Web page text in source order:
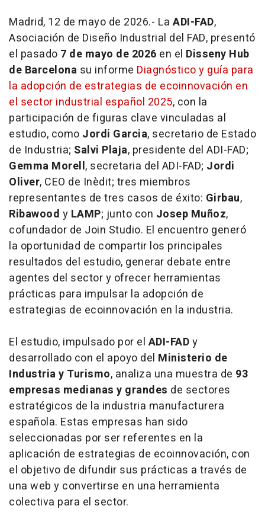
Madrid, 12 de mayo de 2026.- La ADI-FAD,
Asociación de Diseño Industrial del FAD, presentó
el pasado 7 de mayo de 2026 en el Disseny Hub
de Barcelona su informe Diagnóstico y guía para
la adopción de estrategias de ecoinnovación en
el sector industrial español 2025, con la
participación de figuras clave vinculadas al
estudio, como Jordi Garcia, secretario de Estado
de Industria; Salvi Plaja, presidente del ADI-FAD;
Gemma Morell, secretaria del ADI-FAD; Jordi
Oliver, CEO de Inèdit; tres miembros
representantes de tres casos de éxito: Girbau,
Ribawood y LAMP; junto con Josep Muñoz,
cofundador de Join Studio. El encuentro generó
la oportunidad de compartir los principales
resultados del estudio, generar debate entre
agentes del sector y ofrecer herramientas
prácticas para impulsar la adopción de
estrategias de ecoinnovación en la industria.
El estudio, impulsado por el ADI-FADy
desarrollado con el apoyo del Ministerio de
Industria y Turismo, analiza una muestra de 93
empresas medianas y grandes de sectores
estratégicos de la industria manufacturera
española. Estas empresas han sido
seleccionadas por ser referentes en la
aplicación de estrategias de ecoinnovación, con
el objetivo de difundir sus prácticas a través de
una web y convertirse en una herramienta
colectiva para el sector.